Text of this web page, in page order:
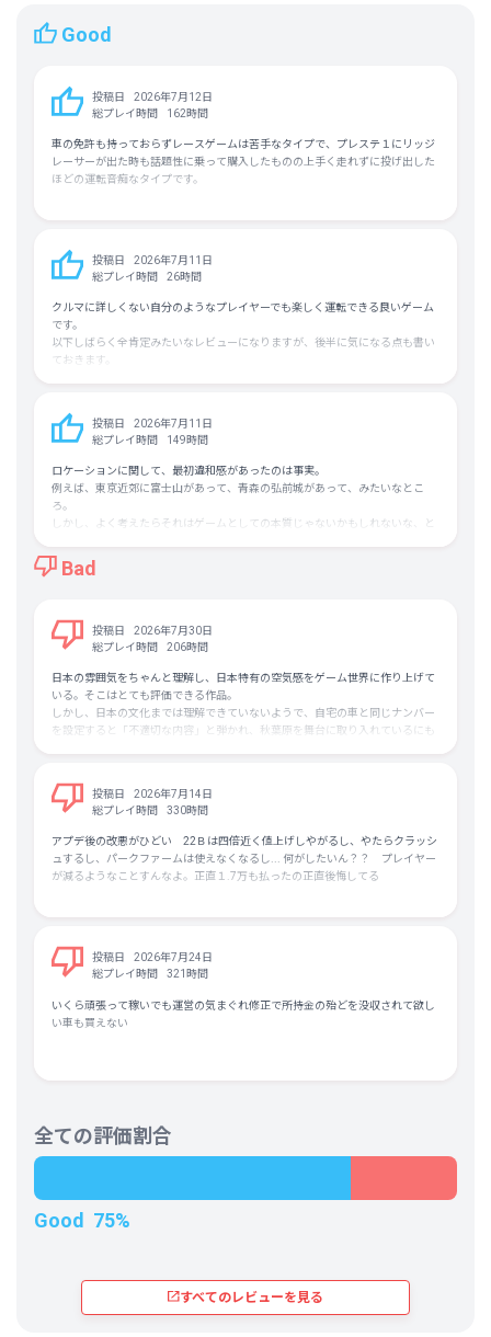
平均実績解除率 47.2%（27/57）
フォロワー数 318,323人
Good
投稿日
2026年7月12日
総プレイ時間
162時間
車の免許も持っておらずレースゲームは苦手なタイプで、プレステ１にリッジ
レーサーが出た時も話題性に乗って購入したものの上手く走れずに投げ出した
ほどの運転音痴なタイプです。
のが楽しくなり、初めて３Ｄポリゴンのレースゲームにハマりました。その後
もリッジレーサー６～７も全ステージクリアするほど熱中しました。
リッジレーサーのアクセルベタ踏み運転が常識になってしまったせいで、レー
スシミュレーション系は凄く苦手でグランツーリスモは挫折。Forzaモーター
スポーツは走行ラインのおかげでレース完走はできましたが、リッジレーサー
をやり込んだプライドがあったのか、走行ラインOFFにしたら勝てなくなって
そんな時に Forza Horizon 4に LEGOステージがあると知って、面白そうだと
思い起動しましたが、広大なマップとコースに圧倒され、自由すぎて何から手
それから数年後、遂に日本が舞台の本作が告知された時、このビッグウェーブ
に乗って、遊ぶ手順などを体感し、リアルタイムに時限キャンペーンも楽しん
たのと、実在の車には興味無かったので、カーパックとかで乗れる車が増えた
今回は素直に走行ラインはONにして、初心者モード＆オートマ(AT)で遊びま
したが、凄く上手く運転できて初めてのコースもスイスイ走れてしまうので驚
いてしまいました。しかし、なんか自分が操作している感覚に乏しいんです。
リッジレーサーでドリフト開始するとレールに沿って曲がっていくような、自
思いました。その後は、Steamレビューやネット動画で調べて、ステアリング
は「シミュレーション」、ブレーキは「アンチロックON」、それ以外のアシ
ームを遊ぶようにしたところ、凄くレースゲームらしい反応が感じられるよう
になって楽しくなってきました。
るようになって上達する感じが楽しくなってきました。レースに慣れてくると
難易度も「標準」で勝てるようになってきて、優しいコースなら上級難易度で
維持される仕組みも素晴らしいです。おかげで、マップに散らばるアイコンの
意味や遊び方も判るようになりました。
のスピードへの興奮が蘇ってきました。
本当に満足しています。そして、今回のゲーム体験のおかげで、今まで積んで
放置していた Forza Horizon 3～5を、思いっきり楽しんでいけるのかと思うと
そういえば、若い頃に職場に車好きな先輩がいて、その愛車は後部座席が無く
て補強パイプが張り巡らされていました。仕事終わりに改造車に乗せられてカ
投稿日
2026年7月11日
総プレイ時間
26時間
クルマに詳しくない自分のようなプレイヤーでも楽しく運転できる良いゲーム
です。
以下しばらく全肯定みたいなレビューになりますが、後半に気になる点も書い
ておきます。
り日本を舞台としている点からも買って損はしないゲームといえます。
それでも気になる方はサムズダウンのレビューをよく読んでみるといいと思い
最近の低評価の一番の理由は、不正への対応として全員一律に一定ラインまで
ゲーム内マネーを没収されたことと思われます。（それは確かにひどい）
今後も同様の対応を取られるリスクは孕んでいますが、クルマゲー初心者がド
むしろ破壊することでポイントを得られたりします。
が用意されています。
Uber eatsさながら指定地点まで軽トラを走らせて報酬を得たり、各地に置か
り、屋根の上など少し難しい所に置かれたボードめがけてスタントをキメた
り、まだ走ったことのない道を踏破してマップを埋めたり、写真と短文をもと
に古き名車の置かれている所を探したり、金閣寺や渋谷スクランブル交差点の
ような名所を巡って写真を撮ったり、崖からフルスピードで飛び出して何メー
ザインを拝借して痛車を作ったり、お気に入りのクルマをガレージにおしゃれ
に飾ったり、ガレージ自体の配置にこだわってみたり、私有地にいろいろ物を
置いてアレンジしてみたり、フレンドと一緒にドライビングを楽しんだり、時
には公道でバトルしてみたり……
ことクルマで楽しめる要素はだいたい取り揃えていますし、「結構高いゲーム
ルマを乗り回すのが楽しいです。
●気になる点
・ゲーム開始～データ読み込みまで設定にかかわらず嫌がらせのような爆音が
・全体的にシリーズ既プレイ者向けなのか、説明がやや不十分な所はある
・クルマに付随する3桁の数字はマシンスペックの総合値で、概ね100ごとにク
ルマがランク分けされている。レースは同じランクのクルマが出るので、ラン
を丸ごとパクれる機能もあり、初心者はそれを使うのが無難
投稿日
2026年7月11日
総プレイ時間
149時間
ロケーションに関して、最初違和感があったのは事実。
例えば、東京近郊に富士山があって、青森の弘前城があって、みたいなとこ
ろ。
しかし、よく考えたらそれはゲームとしての本質じゃないかもしれないな、と
したまである。
る。惜しいのは、埠頭は昔からストリートゼロヨンやってたところが多いので
はないかな、ドリフトだけじゃなく、という点。それ以外は全然いいんじゃな
そして、個人的に一番のポイントは道路が日本の道路だよね、ってところ。側
溝であるとか、白線とか路面の傷み方とか。それだけで雰囲気出てるし、なん
かテンション上がりました。グラもきれいだしね。
Bad
投稿日
2026年7月30日
総プレイ時間
206時間
日本の雰囲気をちゃんと理解し、日本特有の空気感をゲーム世界に作り上げて
いる。そこはとても評価できる作品。
しかし、日本の文化までは理解できていないようで、自宅の車と同じナンバー
を設定すると「不適切な内容」と弾かれ、秋葉原を舞台に取り入れているにも
なんならメーカーロゴに興奮する変態に通報されてBANされる。
現環境下では ”車の色を変えるだけの人” にはオススメできるが、 ”痛車やレー
スカーに乗りたい人” は購入前に一度踏みとどまって欲しい。
今後の対応を見て購入を検討するか、セール叩き売りになるまで待った方が良
い。
投稿日
2026年7月14日
総プレイ時間
330時間
アプデ後の改悪がひどい 22Ｂは四倍近く値上げしやがるし、やたらクラッシ
ュするし、パークファームは使えなくなるし... 何がしたいん？？ プレイヤー
が減るようなことすんなよ。正直１.7万も払ったの正直後悔してる
投稿日
2026年7月24日
総プレイ時間
321時間
いくら頑張って稼いでも運営の気まぐれ修正で所持金の殆どを没収されて欲し
い車も買えない
全ての評価割合
Good 75%
すべてのレビューを見る